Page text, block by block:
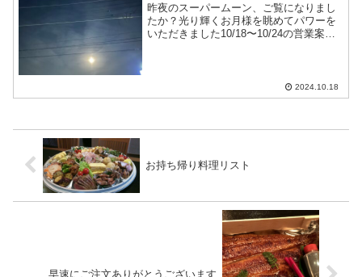
昨夜のスーパームーン、ご覧になりまし
たか？光り輝くお月様を眺めてパワーを
いただきました10/18〜10/24の営業案内
2024.10.18
お持ち帰り料理リスト
早速にご注文ありがとうございます